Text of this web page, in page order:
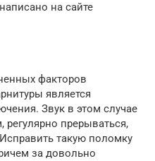
на сайте
факторов
является
Звук в этом случае
прерываться,
такую поломку
за довольно